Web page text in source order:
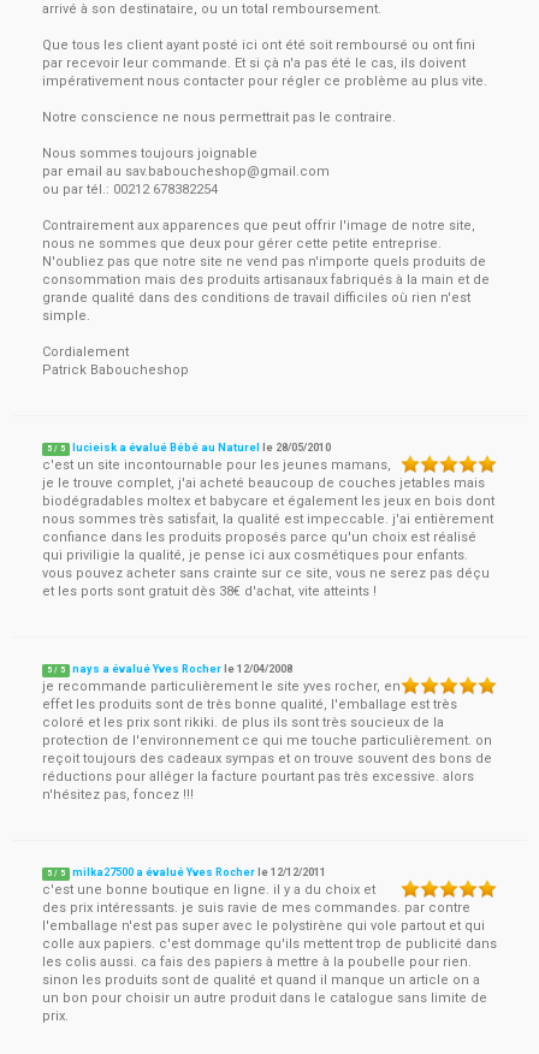
arrivé à son destinataire, ou un total remboursement.
Que tous les client ayant posté ici ont été soit remboursé ou ont fini
par recevoir leur commande. Et si çà n'a pas été le cas, ils doivent
impérativement nous contacter pour régler ce problème au plus vite.
Notre conscience ne nous permettrait pas le contraire.
Nous sommes toujours joignable
par email au sav.baboucheshop@gmail.com
ou par tél.: 00212 678382254
Contrairement aux apparences que peut offrir l'image de notre site,
nous ne sommes que deux pour gérer cette petite entreprise.
N'oubliez pas que notre site ne vend pas n'importe quels produits de
consommation mais des produits artisanaux fabriqués à la main et de
grande qualité dans des conditions de travail difficiles où rien n'est
simple.
Cordialement
Patrick Baboucheshop
5 / 5 lucieisk a évalué Bébé au Naturel le 28/05/2010
c'est un site incontournable pour les jeunes mamans,
je le trouve complet, j'ai acheté beaucoup de couches jetables mais
biodégradables moltex et babycare et également les jeux en bois dont
nous sommes très satisfait, la qualité est impeccable. j'ai entièrement
confiance dans les produits proposés parce qu'un choix est réalisé
qui priviligie la qualité, je pense ici aux cosmétiques pour enfants.
vous pouvez acheter sans crainte sur ce site, vous ne serez pas déçu
et les ports sont gratuit dès 38€ d'achat, vite atteints !
5 / 5 nays a évalué Yves Rocher le12/04/2008
je recommande particulièrement le site yves rocher, en
effet les produits sont de très bonne qualité, l'emballage est très
coloré et les prix sont rikiki. de plus ils sont très soucieux de la
protection de l'environnement ce qui me touche particulièrement. on
reçoit toujours des cadeaux sympas et on trouve souvent des bons de
réductions pour alléger la facture pourtant pas très excessive. alors
n'hésitez pas, foncez !!!
5 / 5 milka27500 a évalué Yves Rocher le12/12/2011
c'est une bonne boutique en ligne. il y a du choix et
des prix intéressants. je suis ravie de mes commandes. par contre
l'emballage n'est pas super avec le polystirène qui vole partout et qui
colle aux papiers. c'est dommage qu'ils mettent trop de publicité dans
les colis aussi. ca fais des papiers à mettre à la poubelle pour rien.
sinon les produits sont de qualité et quand il manque un article on a
un bon pour choisir un autre produit dans le catalogue sans limite de
prix.